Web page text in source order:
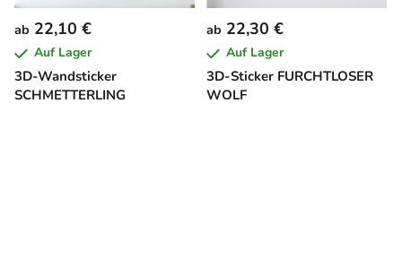
3D-Wandsticker
SCHMETTERLING
ab 22,10 €
Auf Lager
3D-Sticker FURCHTLOSER
WOLF
ab 22,30 €
Auf Lager